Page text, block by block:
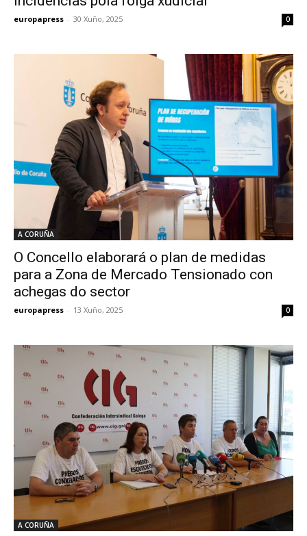
europapress - 30 Xuño, 2025 0
A CORUÑA
O Concello elaborará o plan de medidas
para a Zona de Mercado Tensionado con
achegas do sector
europapress - 13 Xuño, 2025 0
A CORUÑA